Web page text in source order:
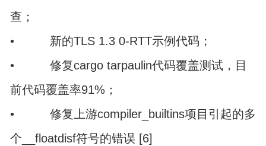
查；
• 新的TLS 1.3 0-RTT示例代码；
• 修复cargo tarpaulin代码覆盖测试，目
前代码覆盖率91%；
• 修复上游compiler_builtins项目引起的多
个__floatdisf符号的错误 [6]